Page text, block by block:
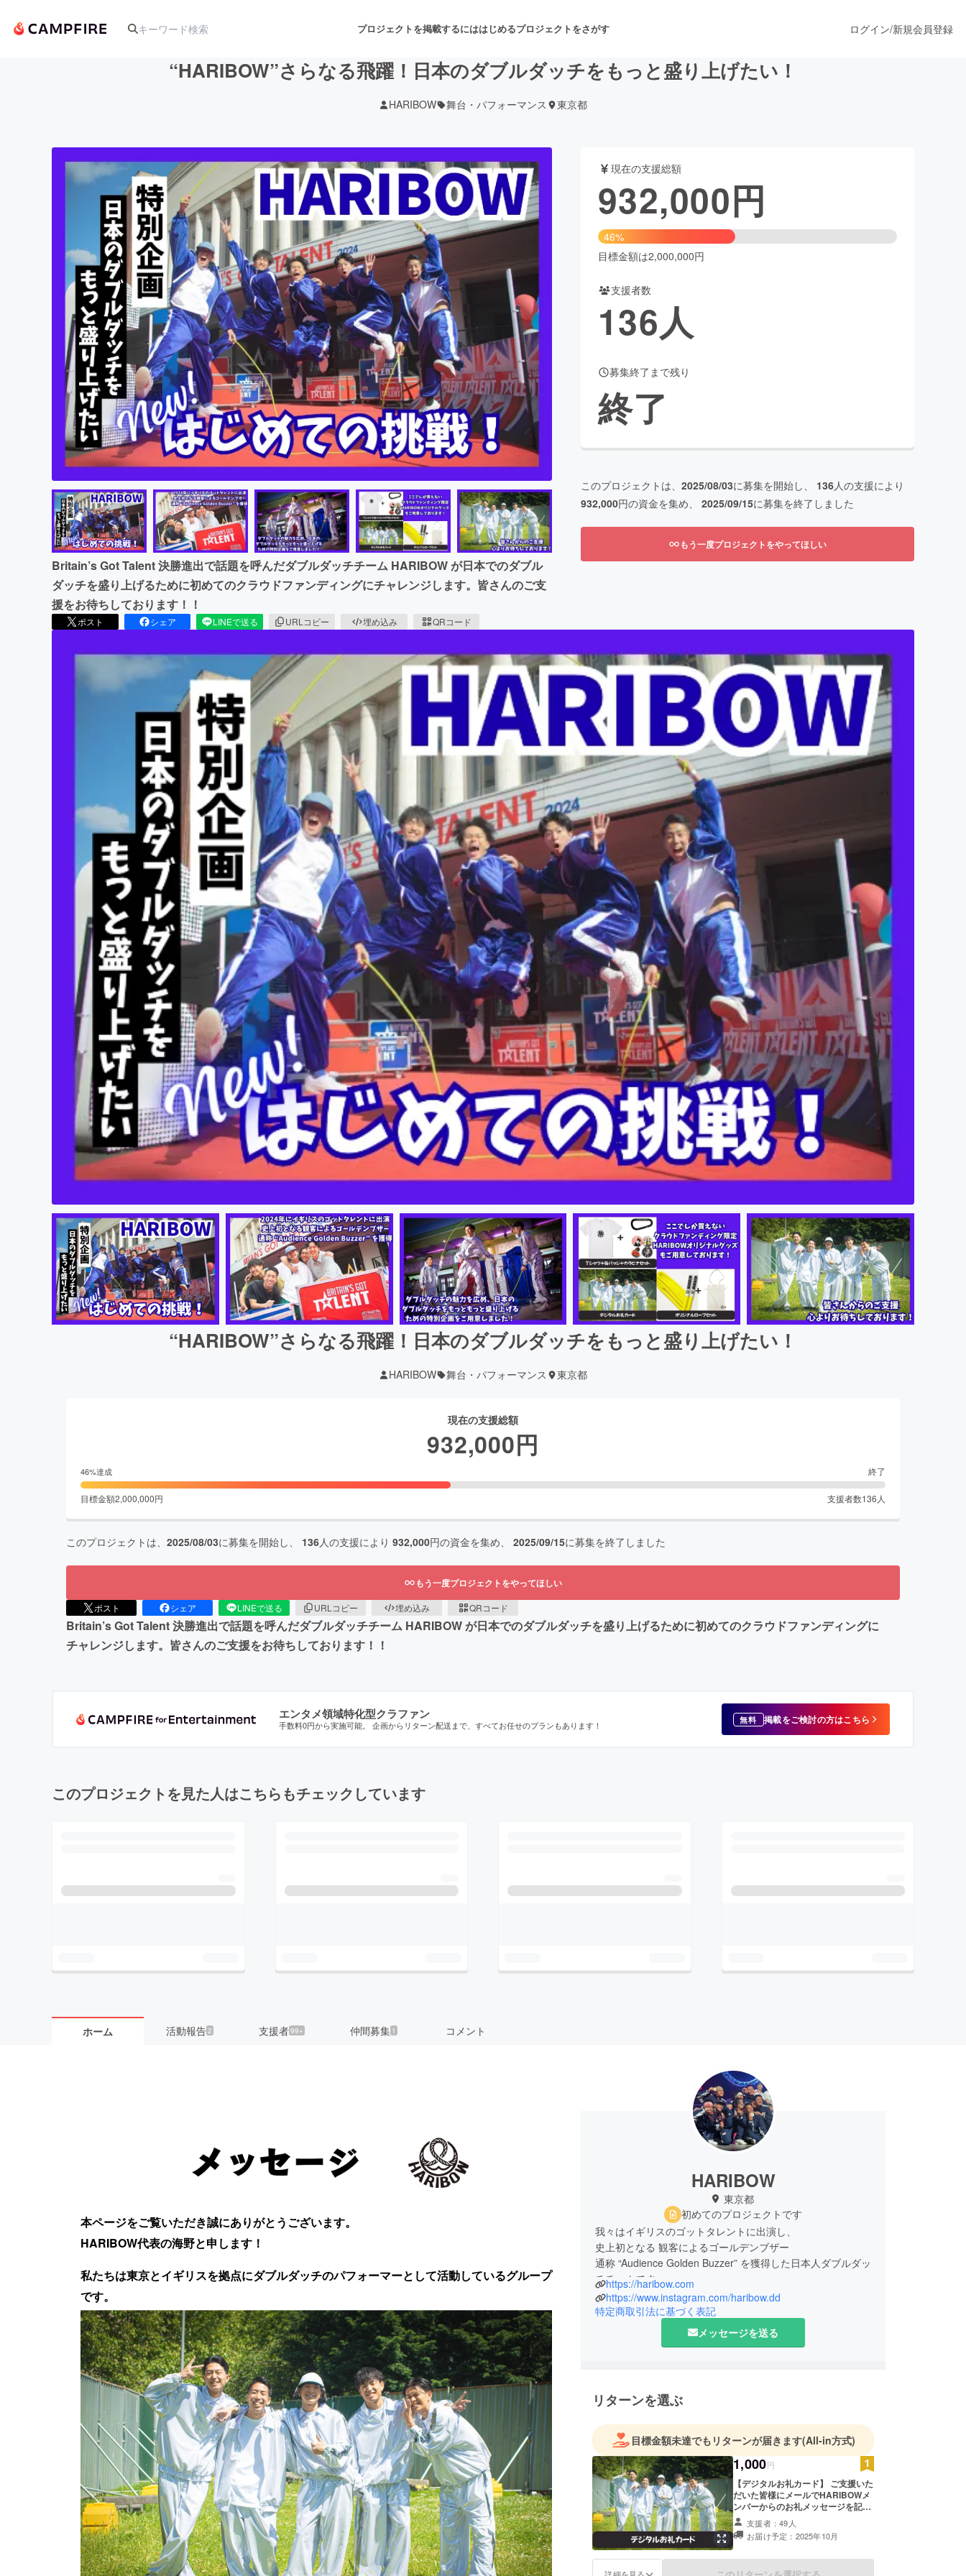
プロジェクトを掲載するにははじめるプロジェクトをさがす
アート・写真 音楽 舞台・パフォーマンス
テクノロジー・ガジェット ゲーム・サービス開発 フード・飲食店 ファッション
映像・映画 書籍・雑誌出版
ビジネス・起業 チャレンジ ビューティー・ヘルスケア
まちづくり・地域活性化
CAMPFIRE for Social Good CAMPFIRE Creation
CAMPFIREふるさと納税 machi-ya コミュニティ
ログイン/新規会員登録
“HARIBOW”さらなる飛躍！日本のダブルダッチをもっと盛り上げたい！
HARIBOW 舞台・パフォーマンス 東京都
Britain’s Got Talent 決勝進出で話題を呼んだダブルダッチチーム HARIBOW が日本でのダブル
ダッチを盛り上げるために初めてのクラウドファンディングにチャレンジします。皆さんのご支
援をお待ちしております！！
ポスト シェア LINEで送る URLコピー 埋め込み QRコード
現在の支援総額
932,000円
46%
目標金額は2,000,000円
支援者数
136人
募集終了まで残り
終了
このプロジェクトは、 2025/08/03に募集を開始し、 136人の支援により
932,000円の資金を集め、 2025/09/15に募集を終了しました
もう一度プロジェクトをやってほしい
“HARIBOW”さらなる飛躍！日本のダブルダッチをもっと盛り上げたい！
HARIBOW 舞台・パフォーマンス 東京都
現在の支援総額
932,000円
46%達成 終了
目標金額2,000,000円 支援者数136 人
このプロジェクトは、 2025/08/03に募集を開始し、 136人の支援により 932,000円の資金を集め、 2025/09/15に募集を終了しました
もう一度プロジェクトをやってほしい
ポスト シェア LINEで送る URLコピー 埋め込み QRコード
Britain’s Got Talent 決勝進出で話題を呼んだダブルダッチチーム HARIBOW が日本でのダブルダッチを盛り上げるために初めてのクラウドファンディングに
チャレンジします。皆さんのご支援をお待ちしております！！
エンタメ領域特化型クラファン
手数料0円から実施可能。 企画からリターン配送まで、すべてお任せのプランもあります！ 無料 掲載をご検討の方はこちら
このプロジェクトを見た人はこちらもチェックしています
ホーム 活動報告2 支援者99+ 仲間募集 1 コメント
本ページをご覧いただき誠にありがとうございます。
HARIBOW代表の海野と申します！
私たちは東京とイギリスを拠点にダブルダッチのパフォーマーとして活動しているグループ
です。
HARIBOW
東京都
初めてのプロジェクトです
我々はイギリスのゴットタレントに出演し、
史上初となる 観客によるゴールデンブザー
通称 “Audience Golden Buzzer” を獲得した日本人ダブルダッ
チチームです。
また、2025年IJRU世界大会にて
全種目1位を獲得し世界チャンピオン（総合優勝）になりま
感情を勢いに乗せて観客を巻き込むパフォーマンスを得意で
https://haribow.com
https://www.instagram.com/haribow.dd
特定商取引法に基づく表記
メッセージを送る
リターンを選ぶ
目標金額未達でもリターンが届きます(All-in方式)
1,000円
【デジタルお礼カード】 ご支援いた
だいた皆様にメールでHARIBOWメ
ンバーからのお礼メッセージを記載
したオリジナルカードを送付いたし
ます。支援者：49人
お届け予定：2025年10月